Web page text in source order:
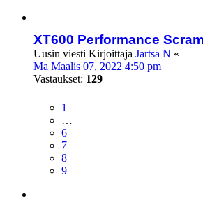
XT600 Performance
Uusin viesti Kirjoittaja Jartsa N «
Ma Maalis 07, 2022 4:50 pm
Vastaukset: 129
1
…
6
7
8
9